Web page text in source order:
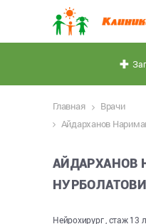
Главная
Врачи
Айдарханов
АЙДАРХАНОВ
Нейрохирург , стаж 13